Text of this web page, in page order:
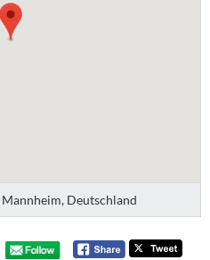
Deutschland